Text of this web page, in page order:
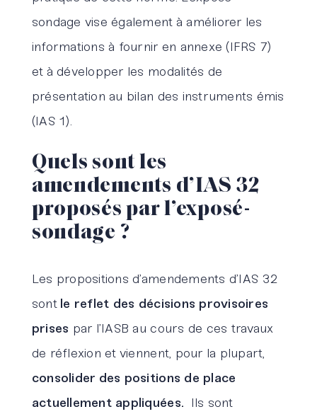
sondage vise également à améliorer les
informations à fournir en annexe (IFRS 7)
et à développer les modalités de
présentation au bilan des instruments émis
(IAS 1).
Quels sont les
amendements d’IAS 32
proposés par l’exposé-
sondage ?
Les propositions d’amendements d’IAS 32
sont le reflet des décisions provisoires
prises par l’IASB au cours de ces travaux
de réflexion et viennent, pour la plupart,
consolider des positions de place
actuellement appliquées.
Ils sont